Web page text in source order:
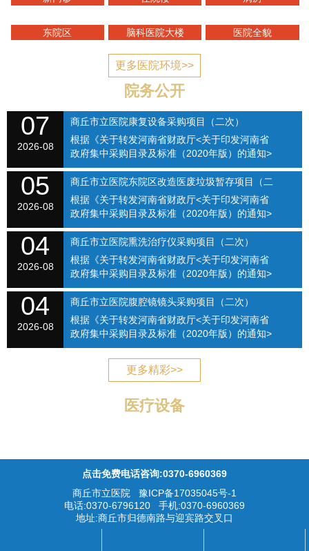
东院区 脑科医院大楼 医院全貌
更多医院环境>>
院务公开
07
2026-08
商丘市立医院康复设备采购项目（二次）
SQSLYY2026-074
根据《关于转发河南省财政厅<关于印发河南省
政府集中采购目录及标准（2020年版）的通知>
的通知》（商财购〔2020〕1号）和《商丘市立
医院关于修订招标采购流程的通知》（商立院字
【2021】...
05
2026-08
商丘市立医院东院区改造医废垃圾暂存项目（二
次）（SQSLYY2026-075）
根据《关于转发河南省财政厅<关于印发河南省
政府集中采购目录及标准（2020年版）的通知>
的通知》（商财购〔2020〕1号）和《商丘市立
医院关于修订招标采购流程的通知》（商立院字
【2021】...
04
2026-08
商丘市立医院熏洗治疗仪采购项目（二次）
（SQSLYY2026-076）
根据《关于转发河南省财政厅<关于印发河南省
政府集中采购目录及标准（2020年版）的通知>
的通知》（商财购〔2020〕1号）和《商丘市立
医院关于修订招标采购流程的通知》（商立院字
【2021】...
04
2026-08
商丘市立医院腹腔镜镜头采购项目（二次）
（SQSLYY2026-077）
根据《关于转发河南省财政厅<关于印发河南省
政府集中采购目录及标准（2020年版）的通知>
的通知》（商财购〔2020〕1号）和《商丘市立
医院关于修订招标采购流程的通知》（商立院字
更多精彩>>
医疗设备
点击免费电话咨询:0370-6960369
商丘市立医院 豫ICP备17035045号-1
电话:0370-6796120 手机:0370-6960369
地址:商丘市归德南路与迎宾路交叉口